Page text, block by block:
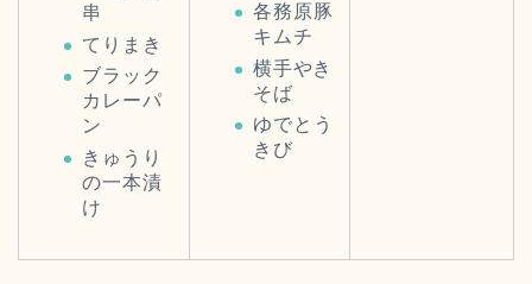
串
てりまき
ブラック
カレーパ
ン
きゅうり
の一本漬
け
各務原豚
キムチ
横手やき
そば
ゆでとう
きび